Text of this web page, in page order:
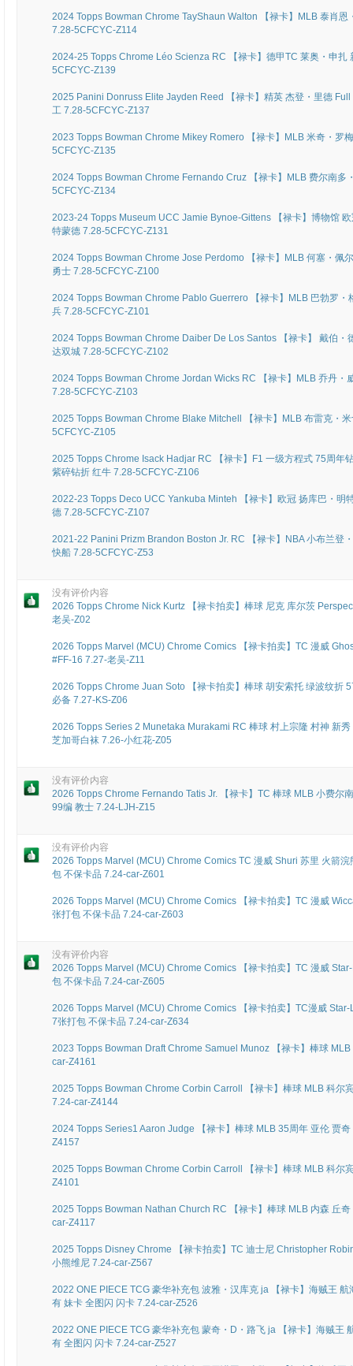
2024 Topps Bowman Chrome TayShaun Walton 【禄卡】MLB 泰肖恩
7.28-5CFCYC-Z114
2024-25 Topps Chrome Léo Scienza RC 【禄卡】德甲TC 莱奥・申扎
5CFCYC-Z139
2025 Panini Donruss Elite Jayden Reed 【禄卡】精英 杰登・里德
工 7.28-5CFCYC-Z137
2023 Topps Bowman Chrome Mikey Romero 【禄卡】MLB 米奇・罗
5CFCYC-Z135
2024 Topps Bowman Chrome Fernando Cruz 【禄卡】MLB 费尔南多
5CFCYC-Z134
2023-24 Topps Museum UCC Jamie Bynoe-Gittens 【禄卡】博物馆
特蒙德 7.28-5CFCYC-Z131
2024 Topps Bowman Chrome Jose Perdomo 【禄卡】MLB 何塞・佩
勇士 7.28-5CFCYC-Z100
2024 Topps Bowman Chrome Pablo Guerrero 【禄卡】MLB 巴勃罗・
兵 7.28-5CFCYC-Z101
2024 Topps Bowman Chrome Daiber De Los Santos 【禄卡】 戴伯・
达双城 7.28-5CFCYC-Z102
2024 Topps Bowman Chrome Jordan Wicks RC 【禄卡】MLB 乔丹・
7.28-5CFCYC-Z103
2025 Topps Bowman Chrome Blake Mitchell 【禄卡】MLB 布雷克・
5CFCYC-Z105
2025 Topps Chrome Isack Hadjar RC 【禄卡】F1 一级方程式 75周年
紫碎钻折 红牛 7.28-5CFCYC-Z106
2022-23 Topps Deco UCC Yankuba Minteh 【禄卡】欧冠 扬库巴・明
德 7.28-5CFCYC-Z107
2021-22 Panini Prizm Brandon Boston Jr. RC 【禄卡】NBA 小布兰登
快船 7.28-5CFCYC-Z53
没有评价内容
2026 Topps Chrome Nick Kurtz 【禄卡拍卖】棒球 尼克 库尔茨
老吴-Z02
2026 Topps Marvel (MCU) Chrome Comics 【禄卡拍卖】TC 漫威
#FF-16 7.27-老吴-Z11
2026 Topps Chrome Juan Soto 【禄卡拍卖】棒球 胡安索托 绿波纹折
必备 7.27-KS-Z06
2026 Topps Series 2 Munetaka Murakami RC 棒球 村上宗隆 村神 新
芝加哥白袜 7.26-小红花-Z05
没有评价内容
2026 Topps Chrome Fernando Tatis Jr. 【禄卡】TC 棒球 MLB 小费尔
99编 教士 7.24-LJH-Z15
没有评价内容
2026 Topps Marvel (MCU) Chrome Comics TC 漫威 Shuri 苏里 火箭
包 不保卡品 7.24-car-Z601
2026 Topps Marvel (MCU) Chrome Comics 【禄卡拍卖】TC 漫威
张打包 不保卡品 7.24-car-Z603
没有评价内容
2026 Topps Marvel (MCU) Chrome Comics 【禄卡拍卖】TC 漫威
包 不保卡品 7.24-car-Z605
2026 Topps Marvel (MCU) Chrome Comics 【禄卡拍卖】TC漫威
7张打包 不保卡品 7.24-car-Z634
2023 Topps Bowman Draft Chrome Samuel Munoz 【禄卡】棒球
car-Z4161
2025 Topps Bowman Chrome Corbin Carroll 【禄卡】棒球 MLB 科尔
7.24-car-Z4144
2024 Topps Series1 Aaron Judge 【禄卡】棒球 MLB 35周年 亚伦 贾
Z4157
2025 Topps Bowman Chrome Corbin Carroll 【禄卡】棒球 MLB 科尔
Z4101
2025 Topps Bowman Nathan Church RC 【禄卡】棒球 MLB 内森 丘
car-Z4117
2025 Topps Disney Chrome 【禄卡拍卖】TC 迪士尼 Christopher
小熊维尼 7.24-car-Z567
2022 ONE PIECE TCG 豪华补充包 波雅・汉库克 ja 【禄卡】海贼王
有 妹卡 全图闪 闪卡 7.24-car-Z526
2022 ONE PIECE TCG 豪华补充包 蒙奇・D・路飞 ja 【禄卡】海贼王
有 全图闪 闪卡 7.24-car-Z527